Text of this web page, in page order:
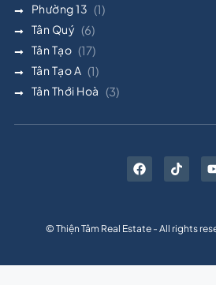
Phường 13 (1)
Tân Quý (6)
Tân Tạo (17)
Tân Tạo A (1)
Tân Thới Hoà (3)
© Thiện Tâm Real Estate - All rights